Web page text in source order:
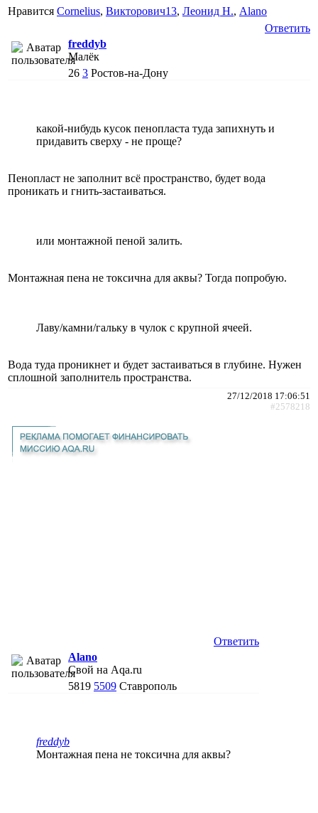
Нравится Cornelius, Викторович13, Леонид Н., Alano
Ответить
freddyb
Малёк
26 3 Ростов-на-Дону
какой-нибудь кусок пенопласта туда запихнуть и
придавить сверху - не проще?
Пенопласт не заполнит всё пространство, будет вода
проникать и гнить-застаиваться.
или монтажной пеной залить.
Монтажная пена не токсична для аквы? Тогда попробую.
Лаву/камни/гальку в чулок с крупной ячеей.
Вода туда проникнет и будет застаиваться в глубине. Нужен
сплошной заполнитель пространства.
27/12/2018 17:06:51
#2578218
Ответить
Alano
Свой на Aqa.ru
5819 5509 Ставрополь
freddyb
Монтажная пена не токсична для аквы?